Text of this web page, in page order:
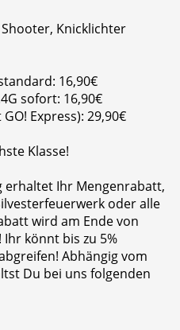
Knicklichter
16,90€
sofort: 16,90€
Express): 29,90€
Klasse!
erhaltet Ihr Mengenrabatt,
oder alle
wird am Ende von
könnt bis zu 5%
Abhängig vom
Du bei uns folgenden